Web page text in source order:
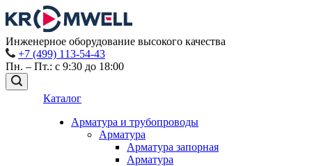
Инженерное оборудование высокого качества
+7 (499) 113-54-43
Пн. – Пт.: с 9:30 до 18:00
Каталог
Арматура и трубопроводы
Арматура
Арматура запорная
Арматура